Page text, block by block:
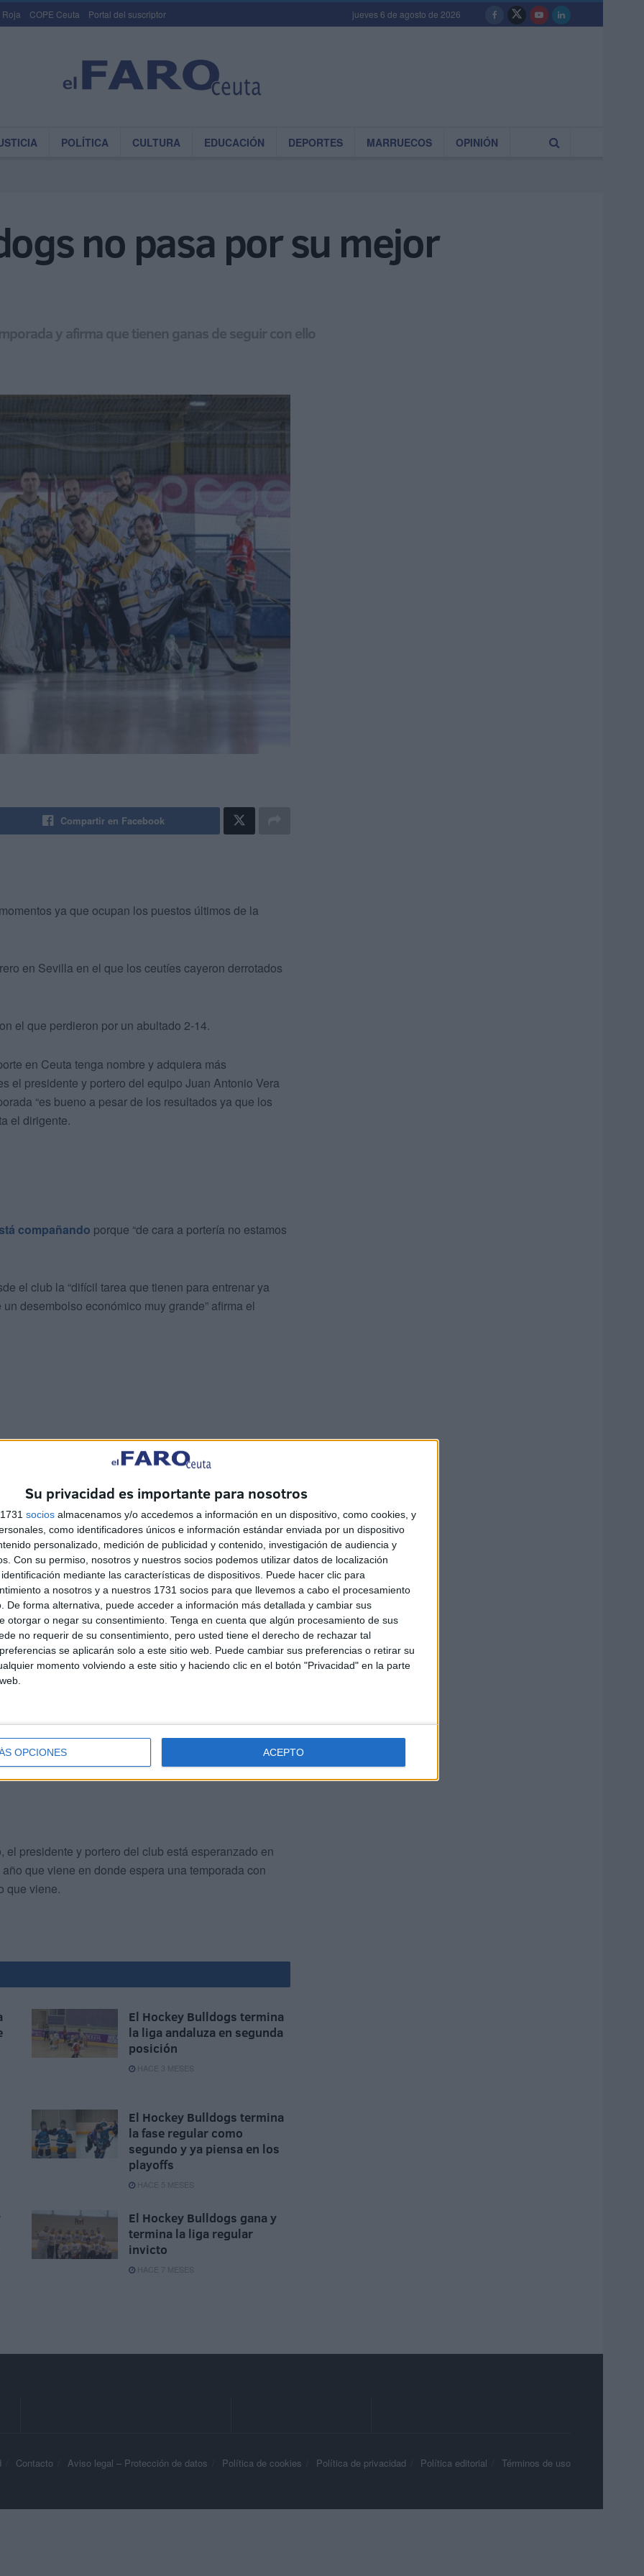
Su privacidad es importante para nosotros
socios almacenamos y/o accedemos a información en un dispositivo, como cookies, y
como identificadores únicos e información estándar enviada por un dispositivo
personalizado, medición de publicidad y contenido, investigación de audiencia y
Con su permiso, nosotros y nuestros socios podemos utilizar datos de localización
mediante las características de dispositivos. Puede hacer clic para
a nosotros y a nuestros 1731 socios para que llevemos a cabo el procesamiento
De forma alternativa, puede acceder a información más detallada y cambiar sus
otorgar o negar su consentimiento. Tenga en cuenta que algún procesamiento de sus
no requerir de su consentimiento, pero usted tiene el derecho de rechazar tal
se aplicarán solo a este sitio web. Puede cambiar sus preferencias o retirar su
momento volviendo a este sitio y haciendo clic en el botón "Privacidad" en la parte
OPCIONES ACEPTO
Roja COPE Ceuta Portal del suscriptor jueves 6 de agosto de 2026
POLÍTICA CULTURA EDUCACIÓN DEPORTES MARRUECOS OPINIÓN
no pasa por su mejor
y afirma que tienen ganas de seguir con ello
Compartir en Facebook
ya que ocupan los puestos últimos de la
en Sevilla en el que los ceutíes cayeron derrotados
el que perdieron por un abultado 2-14.
en Ceuta tenga nombre y adquiera más
el presidente y portero del equipo Juan Antonio Vera
“es bueno a pesar de los resultados ya que los
el dirigente.
compañando porque “de cara a portería no estamos
el club la “difícil tarea que tienen para entrenar ya
desembolso económico muy grande” afirma el
ayudado a que el equipo mejore ya que “las lluvias
Este problema ha desencadenado que que en los
días de entrenamiento debido al clima
para ayudarnos pero estamos en conversaciones
una den las iniciativas que proporciona ‘Nani’
ciudad y así aumentar más su nombre” explica el
presidente y portero del club está esperanzado en
que viene en donde espera una temporada con
que viene.
El Hockey Bulldogs termina
la liga andaluza en segunda
posición
HACE 3 MESES
El Hockey Bulldogs termina
la fase regular como
segundo y ya piensa en los
playoffs
HACE 5 MESES
El Hockey Bulldogs gana y
termina la liga regular
invicto
HACE 7 MESES
Contacto Aviso legal – Protección de datos Política de cookies Política de privacidad Política editorial Términos de uso